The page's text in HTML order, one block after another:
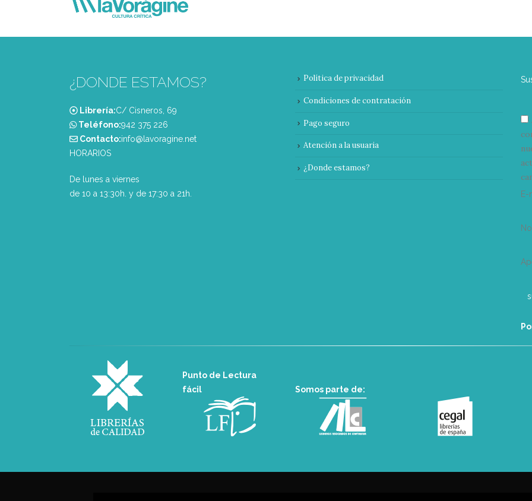
¿DONDE ESTAMOS?
Librería:C/ Cisneros, 69
Teléfono:‭942 375 226‬
Contacto:info@lavoragine.net
HORARIOS
De lunes a viernes
de 10 a 13:30h. y de 17:30 a 21h.
Política de privacidad
Condiciones de contratación
Pago seguro
Atención a la usuaria
¿Donde estamos?
E-
Punto de Lectura
fácil
Somos parte de: